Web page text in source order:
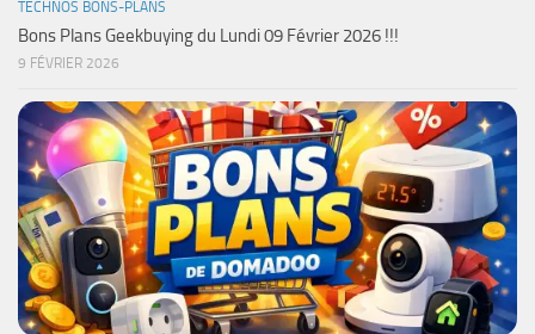
TECHNOS BONS-PLANS
Bons Plans Geekbuying du Lundi 09 Février 2026 !!!
9 FÉVRIER 2026